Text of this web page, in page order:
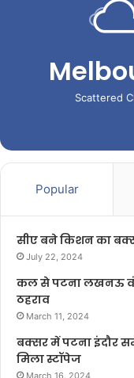
Scattered
Popular
सीए बने किशन का
July 22, 2024
कल से पटना लखनऊ वंदे
ठहराव
March 11, 2024
बक्सर में पटना इंदौर
मिला स्टॉपेज